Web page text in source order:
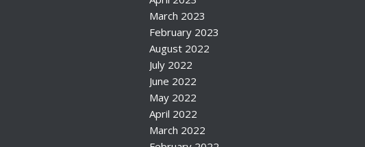
March 2023
February 2023
August 2022
July 2022
June 2022
May 2022
April 2022
March 2022